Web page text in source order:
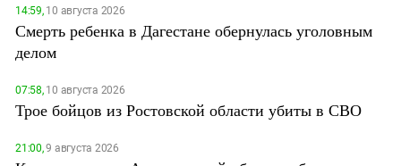
14:59,10 августа 2026
Смерть ребенка в Дагестане обернулась уголовным
делом
07:58,10 августа 2026
Трое бойцов из Ростовской области убиты в СВО
21:00,9 августа 2026